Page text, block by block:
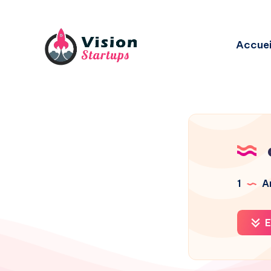
1